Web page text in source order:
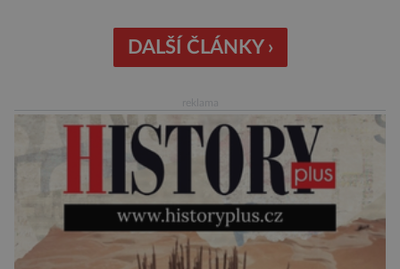
sardinky, které si může dovolit opravdu každý
„Místo toho, aby poskytovaly izolované
potravinou,“ říká nutriční specialista Colin
Robertson a zdůrazňuje […]
DALŠÍ ČLÁNKY ›